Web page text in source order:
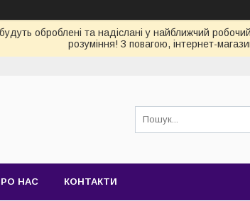
оброблені та надіслані у найближчий
розуміння! З повагою, інтернет-
НАС КОНТАКТИ